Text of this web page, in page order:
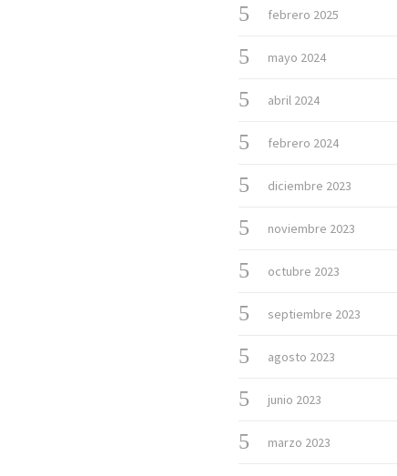
febrero 2025
mayo 2024
abril 2024
febrero 2024
diciembre 2023
noviembre 2023
octubre 2023
septiembre 2023
agosto 2023
junio 2023
marzo 2023